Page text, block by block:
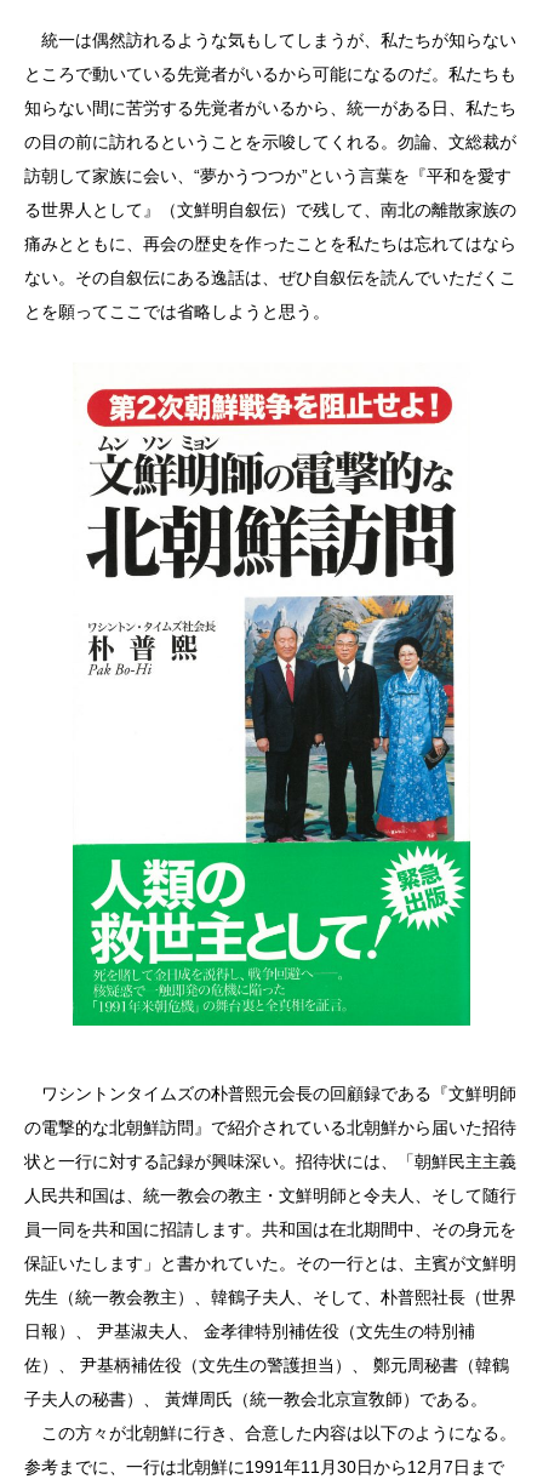
統一は偶然訪れるような気もしてしまうが、私たちが知らない
ところで動いている先覚者がいるから可能になるのだ。私たちも
知らない間に苦労する先覚者がいるから、統一がある日、私たち
の目の前に訪れるということを示唆してくれる。勿論、文総裁が
訪朝して家族に会い、“夢かうつつか”という言葉を『平和を愛す
る世界人として』（文鮮明自叙伝）で残して、南北の離散家族の
痛みとともに、再会の歴史を作ったことを私たちは忘れてはなら
ない。その自叙伝にある逸話は、ぜひ自叙伝を読んでいただくこ
とを願ってここでは省略しようと思う。
ワシントンタイムズの朴普熙元会長の回顧録である『文鮮明師
の電撃的な北朝鮮訪問』で紹介されている北朝鮮から届いた招待
状と一行に対する記録が興味深い。招待状には、「朝鮮民主主義
人民共和国は、統一教会の教主・文鮮明師と令夫人、そして随行
員一同を共和国に招請します。共和国は在北期間中、その身元を
保証いたします」と書かれていた。その一行とは、主賓が文鮮明
先生（統一教会教主）、韓鶴子夫人、そして、朴普熙社長（世界
日報）、 尹基淑夫人、 金孝律特別補佐役（文先生の特別補
佐）、 尹基柄補佐役（文先生の警護担当）、 鄭元周秘書（韓鶴
子夫人の秘書）、 黃燁周氏（統一教会北京宣敎師）である。
この方々が北朝鮮に行き、合意した内容は以下のようになる。
参考までに、一行は北朝鮮に1991年11月30日から12月7日まで